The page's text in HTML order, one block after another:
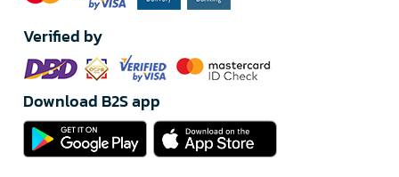
Verified by
Download B2S app